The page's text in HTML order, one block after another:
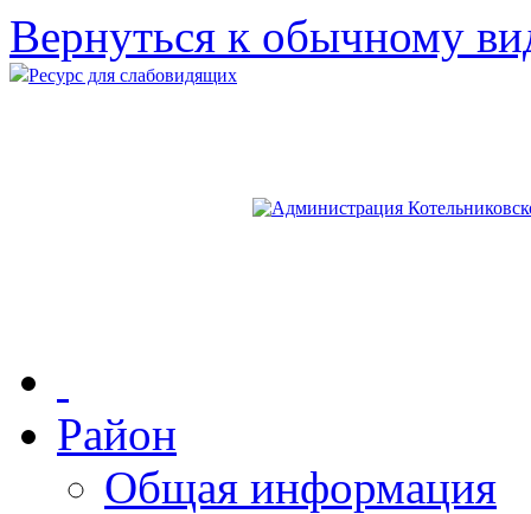
Вернуться к обычному
Ресурс для слабовидящих
Район
Общая информация